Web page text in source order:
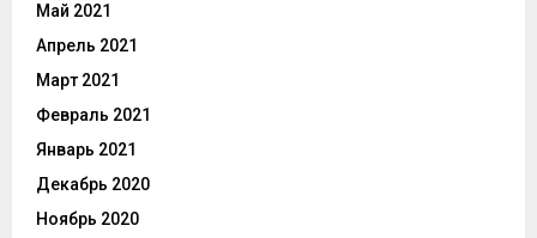
Май 2021
Апрель 2021
Март 2021
Февраль 2021
Январь 2021
Декабрь 2020
Ноябрь 2020